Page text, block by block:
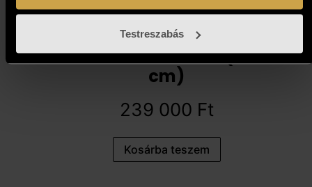
Testreszabás
Cakó Ferenc - Vihar (30x30
cm)
239 000 Ft
Kosárba teszem